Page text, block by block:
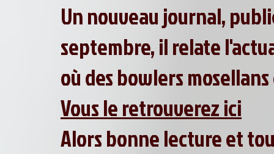
Un nouveau journal,
septembre, il relate
où des bowlers
Vous le retrouverez ici
Alors bonne lecture et